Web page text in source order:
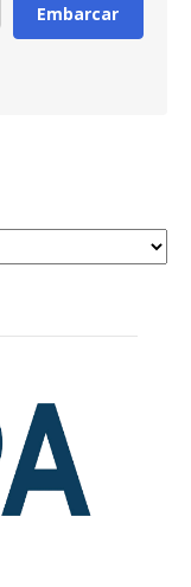
Embarcar